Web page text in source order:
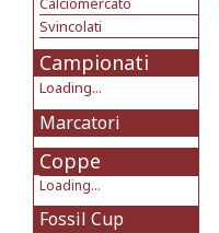
Svincolati
Campionati
Loading...
Marcatori
Coppe
Loading...
Fossil Cup